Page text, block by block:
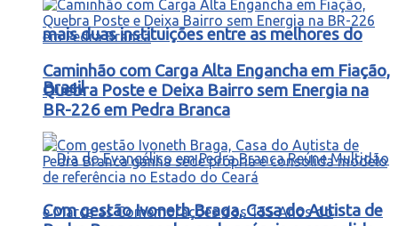
mais duas instituições entre as melhores do
Brasil
Caminhão com Carga Alta Engancha em Fiação,
Quebra Poste e Deixa Bairro sem Energia na
BR-226 em Pedra Branca
Com gestão Ivoneth Braga, Casa do Autista de